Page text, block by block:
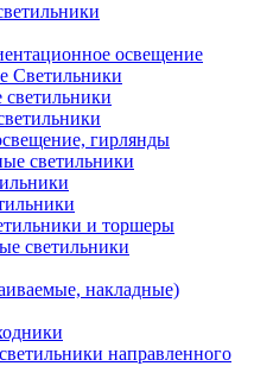
освещение
Светильники
гирлянды
светильники
и торшеры
светильники
накладные)
направленного